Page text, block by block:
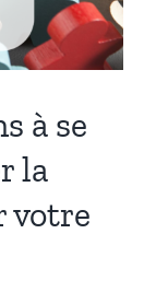
à se
la
votre